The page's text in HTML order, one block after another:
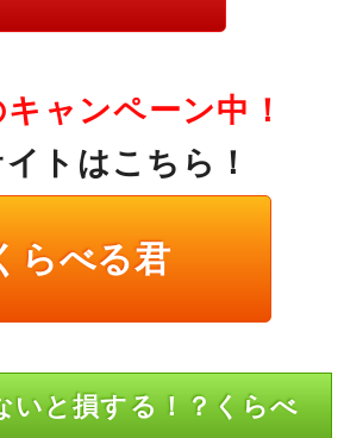
ャンペーン中！
トはこちら！
らべる君
いと損する！？くらべ